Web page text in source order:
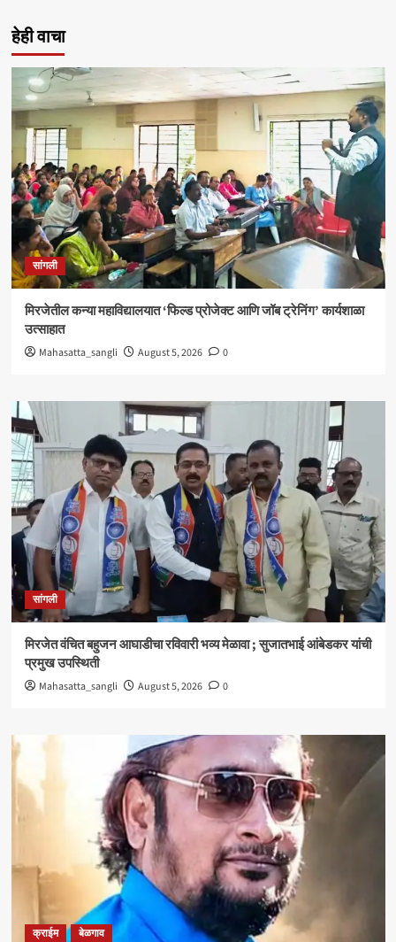
भाजपसोबत
का?
हेही वाचा
सांगली
मिरजेतील कन्या महाविद्यालयात ‘फिल्ड प्रोजेक्ट आणि जॉब ट्रेनिंग’ कार्यशाळा
उत्साहात
Mahasatta_sangli August 5, 2026 0
सांगली
मिरजेत वंचित बहुजन आघाडीचा रविवारी भव्य मेळावा ; सुजातभाई आंबेडकर यांची
प्रमुख उपस्थिती
Mahasatta_sangli August 5, 2026 0
क्राईम बेळगाव